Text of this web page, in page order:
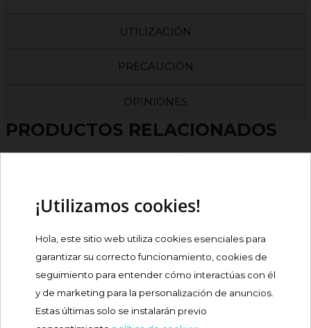
UTILIZACIÓN
PRECAUCIÓN
OPINIONES
PRODUCTOS RELACIONADOS
COBERTURA SPF50+...
Comprar
ISDIN COVERAGE ALTA
¡Utilizamos cookies!
Hola, este sitio web utiliza cookies esenciales para
garantizar su correcto funcionamiento, cookies de
seguimiento para entender cómo interactúas con él
y de marketing para la personalización de anuncios.
Estas últimas solo se instalarán previo